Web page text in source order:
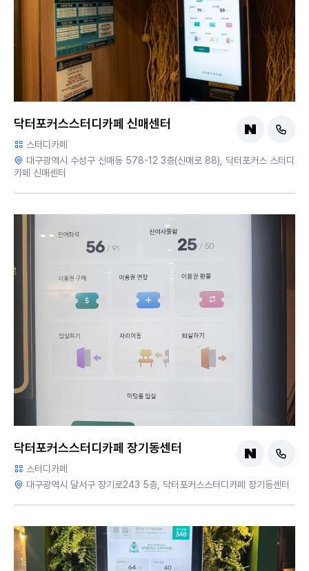
닥터포커스스터디카페 신매센터
스터디카페
대구광역시 수성구 신매동 578-12 3층(신매로 88), 닥터포커스 스터디
카페 신매센터
닥터포커스스터디카페 장기동센터
스터디카페
대구광역시 달서구 장기로243 5층, 닥터포커스스터디카페 장기동센터